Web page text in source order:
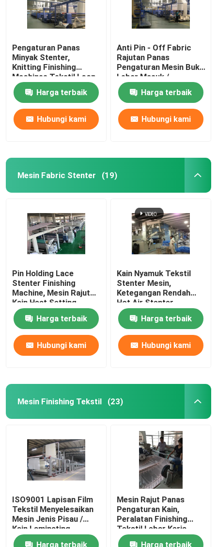
Pengaturan Panas
Minyak Stenter,
Knitting Finishing
Machines Tekstil Loop
Moisture Controlled
Harga terbaik
Hubungi kami
Anti Pin - Off Fabric
Rajutan Panas
Pengaturan Mesin Buka
Lebar Masuk /
Pendingin Udara
Harga terbaik
Hubungi kami
Mesin Fabric Stenter (19)
Pin Holding Lace
Stenter Finishing
Machine, Mesin Rajut
Kain Heat Setting
Harga terbaik
Hubungi kami
Kain Nyamuk Tekstil
Stenter Mesin,
Ketegangan Rendah
Hot Air Stenter
Machine
Harga terbaik
Hubungi kami
Mesin Finishing Tekstil (23)
ISO9001 Lapisan Film
Tekstil Menyelesaikan
Mesin Jenis Pisau /
Kain Laminating
Harga terbaik
Mesin Rajut Panas
Pengaturan Kain,
Peralatan Finishing
Tekstil Lebar Kerja
1200-3400mm
Harga terbaik